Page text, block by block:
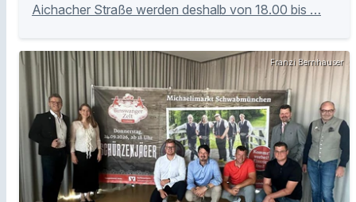
Aichacher Straße werden deshalb von 18.00 bis …
Franzi Bernhauser